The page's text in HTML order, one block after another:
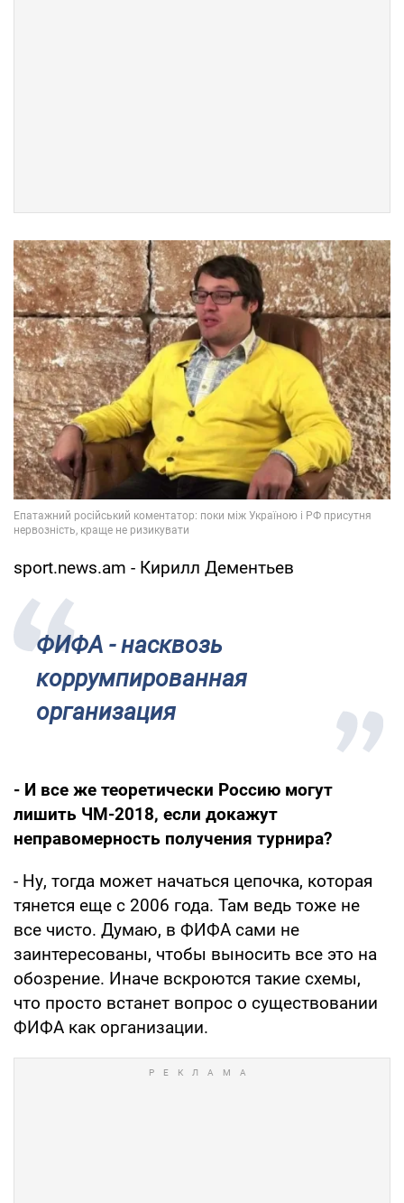
sport.news.am - Кирилл Дементьев
ФИФА - насквозь
коррумпированная
организация
- И все же теоретически Россию могут
лишить ЧМ-2018, если докажут
неправомерность получения турнира?
- Ну, тогда может начаться цепочка, которая
тянется еще с 2006 года. Там ведь тоже не
все чисто. Думаю, в ФИФА сами не
заинтересованы, чтобы выносить все это на
обозрение. Иначе вскроются такие схемы,
что просто встанет вопрос о существовании
ФИФА как организации.